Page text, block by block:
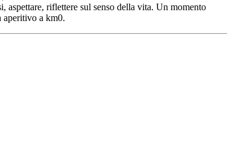
riflettere sul senso della vita. Un momento
aperitivo a km0.